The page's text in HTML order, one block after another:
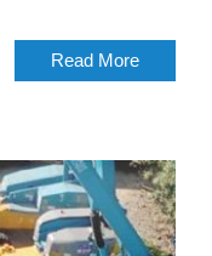
Read More